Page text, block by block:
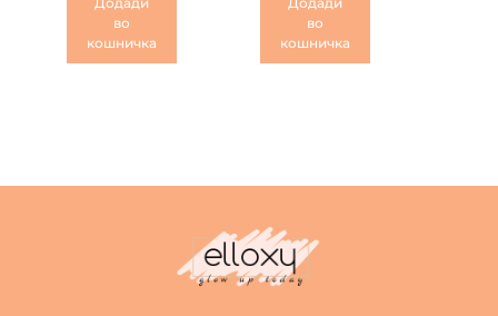
во
кошничка
во
кошничка